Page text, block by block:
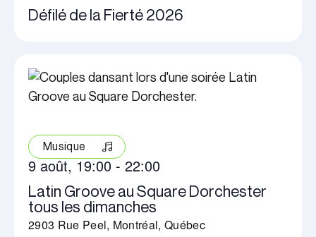
Défilé de la Fierté 2026
Latin Groove au Square Dorchester
tous les dimanches
9 août, 19:00- 22:00
2903 Rue Peel, Montréal, Québec
Musique